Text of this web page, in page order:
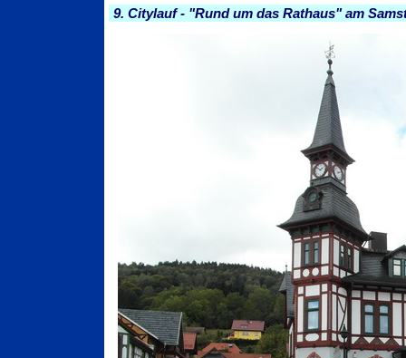
9. Citylauf - "Rund um das Rathaus" am